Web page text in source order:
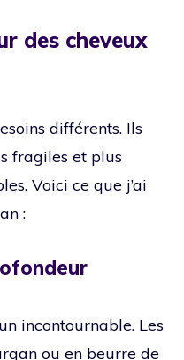
des cheveux
différents. Ils
fragiles et plus
Voici ce que j’ai
:
incontournable. Les
ou en beurre de